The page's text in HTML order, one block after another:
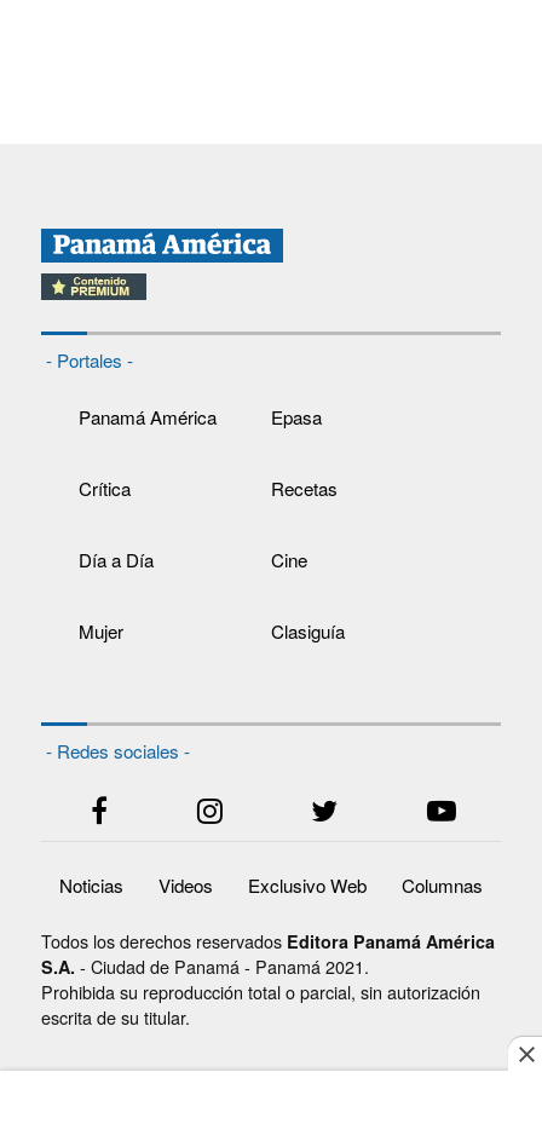
- Portales -
Panamá América Epasa
Crítica Recetas
Día a Día Cine
Mujer Clasiguía
- Redes sociales -
Noticias Videos Exclusivo Web Columnas
Todos los derechos reservados Editora Panamá América
S.A. - Ciudad de Panamá - Panamá 2021.
Prohibida su reproducción total o parcial, sin autorización
escrita de su titular.